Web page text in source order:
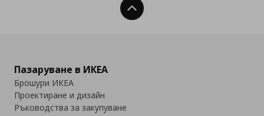
Нагоре
Пазаруване в ИКЕА
Брошури ИКЕА
Проектиране и дизайн
Ръководства за закупуване